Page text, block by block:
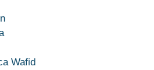
Wafid